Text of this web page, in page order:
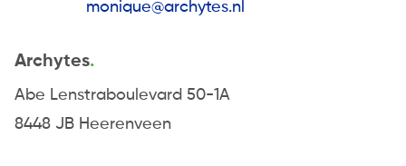
monique@archytes.nl
Archytes
Abe Lenstraboulevard 50-1A
8448 JB Heerenveen